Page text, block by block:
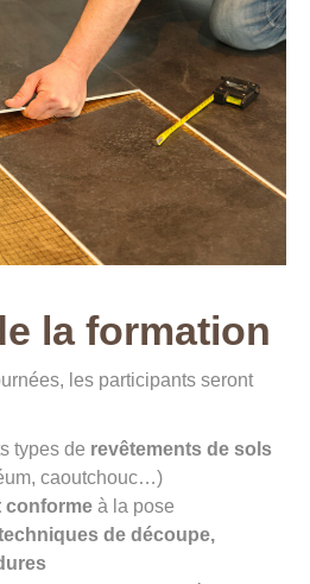
la formation
les participants seront
types de revêtements de sols
caoutchouc…)
conforme à la pose
de découpe,